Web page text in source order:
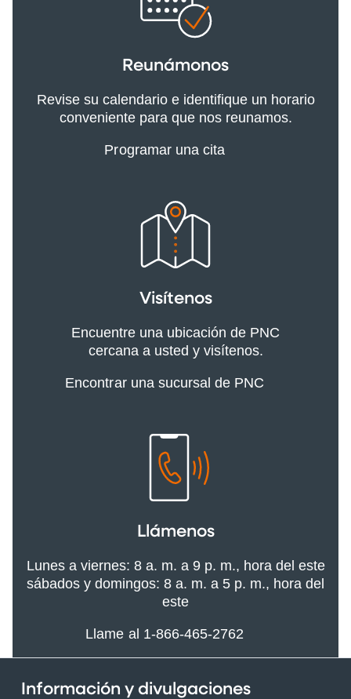
Reunámonos
Revise su calendario e identifique un horario
conveniente para que nos reunamos.
Programar una cita
Visítenos
Encuentre una ubicación de PNC
cercana a usted y visítenos.
Encontrar una sucursal de PNC
Llámenos
Lunes a viernes: 8 a. m. a 9 p. m., hora del este
sábados y domingos: 8 a. m. a 5 p. m., hora del
este
Llame al 1-866-465-2762
Información y divulgaciones